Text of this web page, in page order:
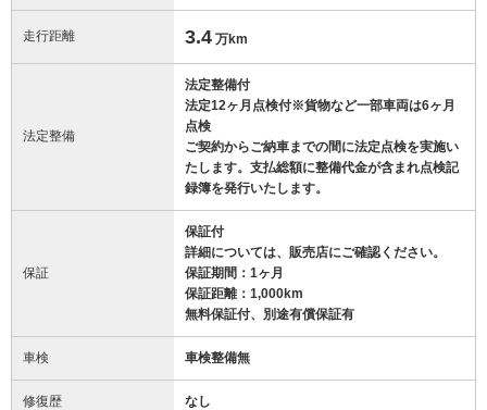
走行距離 3.4 万km
法定整備
法定整備付
法定12ヶ月点検付※貨物など一部車両は6ヶ月
点検
ご契約からご納車までの間に法定点検を実施い
たします。支払総額に整備代金が含まれ点検記
録簿を発行いたします。
保証
保証付
詳細については、販売店にご確認ください。
保証期間：1ヶ月
保証距離：1,000km
無料保証付、別途有償保証有
車検 車検整備無
修復歴 なし